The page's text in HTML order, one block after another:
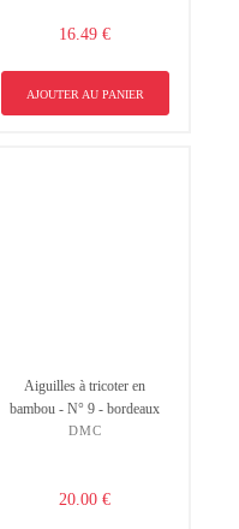
16.49 €
AJOUTER AU PANIER
Aiguilles à tricoter en
bambou - N° 9 - bordeaux
DMC
20.00 €